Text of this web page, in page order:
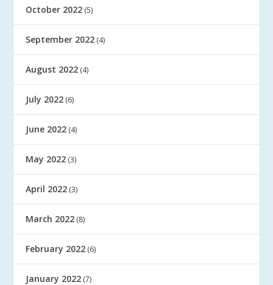
October 2022 (5)
September 2022 (4)
August 2022 (4)
July 2022 (6)
June 2022 (4)
May 2022 (3)
April 2022 (3)
March 2022 (8)
February 2022 (6)
January 2022 (7)